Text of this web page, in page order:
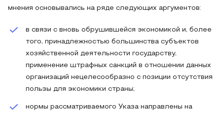
мнения основывались на ряде следующих аргументов:
в связи с вновь обрушившейся экономикой и, более
того, принадлежностью большинства субъектов
хозяйственной деятельности государству,
применение штрафных санкций в отношении данных
организаций нецелесообразно с позиции отсутствия
пользы для экономики страны;
нормы рассматриваемого Указа направлены на